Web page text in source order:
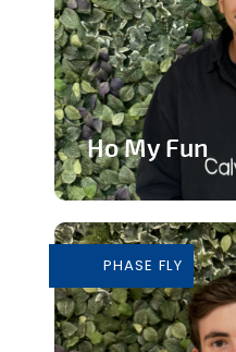
Ho My Fun
inclusive
En savoir plus
PHASE FLY